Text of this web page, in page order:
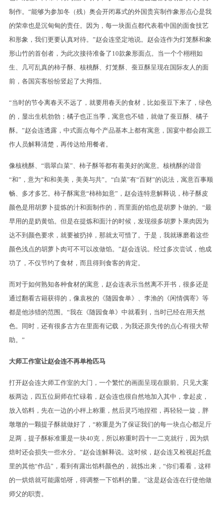
制作。“能够为参加冬（残）奥会开闭幕式的外国贵宾制作象形点心是我
的荣幸也是沉甸甸的责任。因为，每一块面点都代表着中国的面食技艺
和形象，我们更要认真对待。”赵会连坚定地说。赵会连作为灯笼酥和象
形山竹的首创者，为此次接待准备了10款象形面点。当一个个栩栩如
生、几可乱真的柿子酥、核桃酥、灯笼酥、蚕豆酥呈现在国际友人的面
前，各国宾客纷纷竖起了大拇指。
“当时的节令离春天不远了，就要用春天的食材，比如蚕豆下来了，绿色
的，显出生机勃勃；橘子也正当季，寓意也不错，就做了蚕豆酥、橘子
酥。”赵会连透露，中式面点每个产品基本上都有寓意，国宴中都会跟工
作人员解释清楚，再传达给用餐者。
像核桃酥、“翡翠白菜”、柿子酥等都有着美好的寓意。核桃酥的谐音
“和”，意为“和和美美，美美与共”。“白菜”有“百财”的说法，寓意百事顺
畅、多才多艺。柿子酥寓意“柿柿如意”，赵会连特意解释说，柿子酥皮
颜色是用胡萝卜提炼的汁和面制作的，而里面的馅也是胡萝卜做的。“最
早用的是奶黄馅。但是在提炼和面汁的时候，发现很多胡萝卜果肉因为
达不到颜色要求，就要被扔掉，那就太可惜了。于是，我就琢磨着这些
颜色浅点的胡萝卜肉可不可以改做馅。”赵会连说。经过多次尝试，他成
功了，不仅节约了食材，而且得到食客的肯定。
而对于如何熟知各种食材的寓意，赵会连表示当然离不开书，很多还是
通过翻看古籍获得的，像袁枚的《随园食单》、李渔的《闲情偶寄》等
都是他涉猎的范围。“我在《随园食单》中就看到，当时已经在用天然
色。同时，还有很多古方在里面有记载，为我还原失传的点心有很大帮
助。”
大师工作室让赵会连不再单枪匹马
打开赵会连大师工作室的大门，一个繁忙的画面呈现在眼前。只见大案
板两边，四五位厨师在忙碌着，赵会连也很自然地加入其中，拿起皮，
放入馅料，先在一边的小秤上称重，然后灵巧地捏褶，再轻轻一旋，胖
墩墩的一颗提子酥就做好了，“称重是为了保证我们的每一块点心都足斤
足两，提子酥标准重是一块40克，所以称重时四十一二克就行，因为烘
焙时还会损失一些水分。”赵会连解释说。这时候，赵会连又检视起托盘
里的其他“作品”，看到有露出馅料颜色的，就拣出来，“你们看看，这样
的一烘焙就可能露馅呀，得调整一下馅料的量。”这是赵会连在行使他做
师父的职责。